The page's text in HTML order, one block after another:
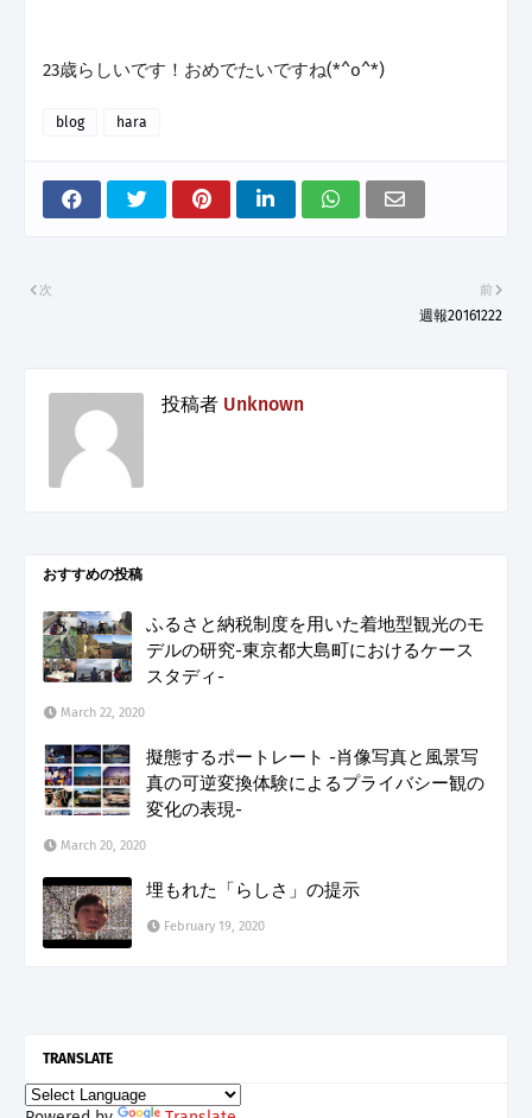
23歳らしいです！おめでたいですね(*^o^*)
blog hara
前
週報20161222
次
投稿者 Unknown
おすすめの投稿
ふるさと納税制度を用いた着地型観光のモ
デルの研究-東京都大島町におけるケース
スタディ-
March 22, 2020
擬態するポートレート -肖像写真と風景写
真の可逆変換体験によるプライバシー観の
変化の表現-
March 20, 2020
埋もれた「らしさ」の提示
February 19, 2020
TRANSLATE